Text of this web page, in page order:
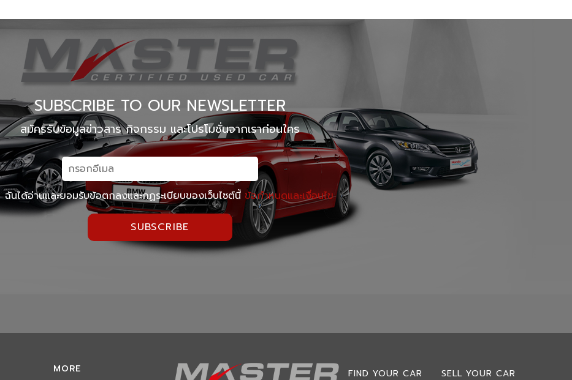
Summit Honda Used Car บางนาตราด กม. 4.5
MINI NEXT USED CAR เอกมัย
SUBSCRIBE TO OUR NEWSLETTER
สมัครรับข้อมูลข่าวสาร กิจกรรม และโปรโมชั่นจากเราก่อนใคร
ฉันได้อ่านและยอมรับข้อตกลงและกฏระเบียบของเว็บไซต์นี้ ข้อกำหนดและเงื่อนไข
SUBSCRIBE
MORE
FIND YOUR CAR
SELL YOUR CAR